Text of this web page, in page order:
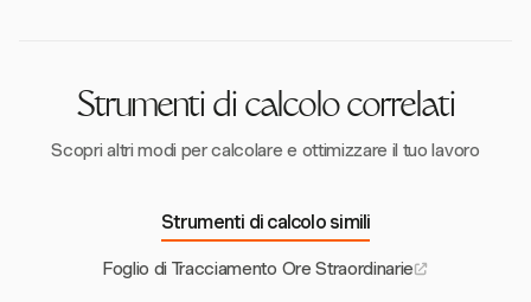
Strumenti di calcolo correlati
Scopri altri modi per calcolare e ottimizzare il tuo lavoro
Strumenti di calcolo simili
Foglio di Tracciamento Ore Straordinarie